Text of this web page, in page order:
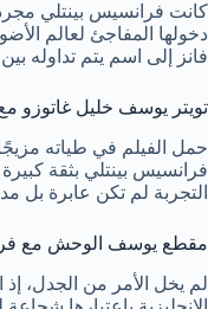
كانت فرانسيس بينتلي
دخولها المفاجئ لعالم
فانز إلى اسم يتم تداوله
تويتر يوسف خليل غاتوزو
حمل الفيلم في طياته
فرانسيس بينتلي بثقة
التجربة لم تكن عابرة بل
مقطع يوسف الوحش مع
لم يخل الأمر من الجدل،